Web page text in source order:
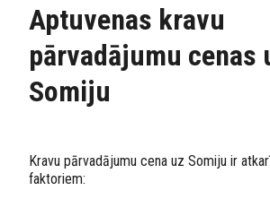
Aptuvenas kravu
pārvadājumu cenas
Somiju
Kravu pārvadājumu cena uz Somiju ir
faktoriem: